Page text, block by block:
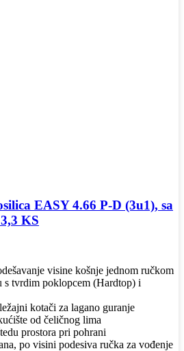
EASY 4.66 P-D (3u1), sa
KS
visine košnje jednom ručkom
s tvrdim poklopcem (Hardtop) i
kotači za lagano guranje
od čeličnog lima
prostora pri pohrani
po visini podesiva ručka za vođenje